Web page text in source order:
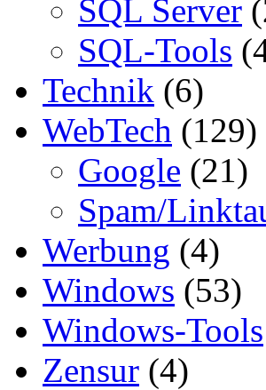
SQL Server
SQL-Tools
Technik (6)
WebTech (129)
Google (21)
Spam/
Werbung (4)
Windows (53)
Windows-Tools
Zensur (4)